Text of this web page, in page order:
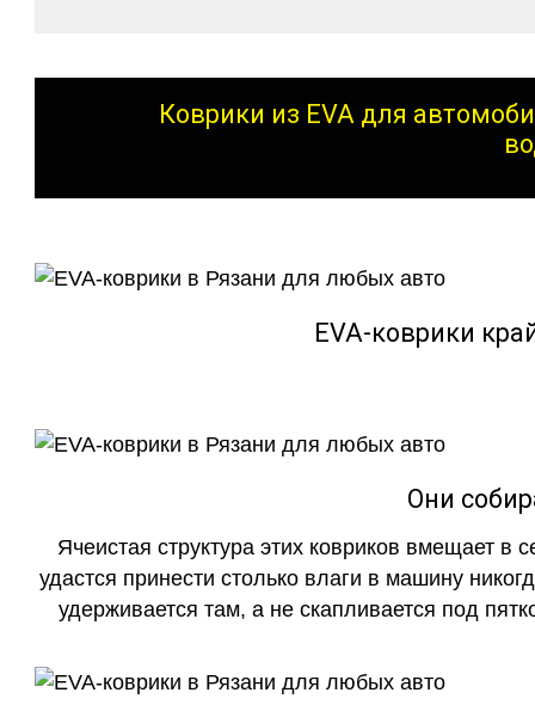
Коврики из EVA для
EVA-коврики
Они
Ячеистая структура этих ковриков вмещает в
удастся принести столько влаги в машину
удерживается там, а не скапливается под